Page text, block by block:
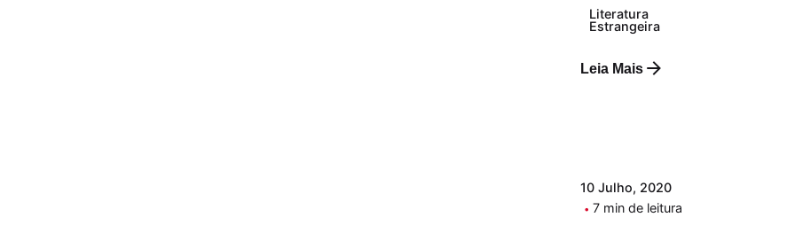
Literatura
Estrangeira
Leia Mais
10 Julho, 2020
7 min de leitura